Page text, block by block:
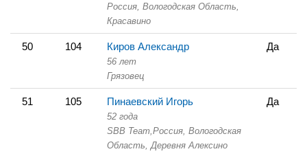
Россия, Вологодская Область,
Красавино
50 104 Киров Александр
56 лет
Грязовец
Да
51 105 Пинаевский Игорь
52 года
SBB Team, Россия, Вологодская
Область, Деревня Алексино
Да